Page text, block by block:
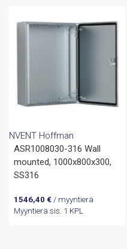
NVENT Hoffman
ASR1008030-316 Wall
mounted, 1000x800x300,
SS316
1546,40 €/ myyntierä
Myyntierä sis. 1 KPL